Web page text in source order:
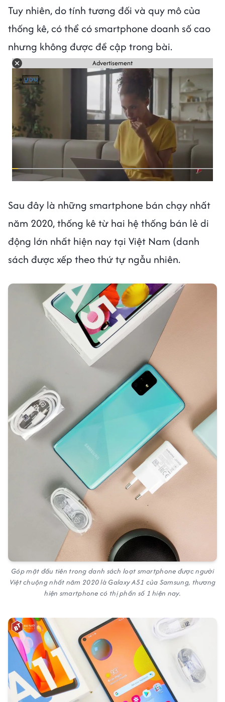
Tuy nhiên, do tính tương đối và quy mô của
thống kê, có thể có smartphone doanh số cao
nhưng không được đề cập trong bài.
Advertisement
Sau đây là những smartphone bán chạy nhất
năm 2020, thống kê từ hai hệ thống bán lẻ di
động lớn nhất hiện nay tại Việt Nam (danh
sách được xếp theo thứ tự ngẫu nhiên.
Góp mặt đầu tiên trong danh sách loạt smartphone được người
Việt chuộng nhất năm 2020 là Galaxy A51 của Samsung, thương
hiện smartphone có thị phần số 1 hiện nay.